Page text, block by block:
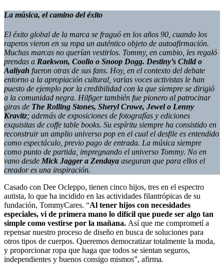
La música, el camino del éxito
El éxito global de la marca se fraguó en los años 90, cuando los
raperos vieron en su ropa un auténtico objeto de autoafirmación.
Muchas marcas no querían vestirlos. Tommy, en cambio, les regaló
prendas a Raekwon, Coolio o Snoop Dogg. Destiny’s Child o
Aaliyah fueron otras de sus fans. Hoy, en el contexto del debate
entorno a la apropiación cultural, varias voces activistas le han
puesto de ejemplo por la credibilidad con la que siempre se dirigió
a la comunidad negra. Hilfiger también fue pionero al patrocinar
giras de The Rolling Stones, Sheryl Crowe, Jewel o Lenny
Kravitz; además de exposiciones de fotografías y ediciones
exquisitas de coffe table books. Su espíritu siempre ha consistido en
reconstruir un amplio universo pop en el cual el desfile es entendido
como espectáculo, previo pago de entrada. La música siempre
como punto de partida, impregnando el universo Tommy. No en
vano desde Mick Jagger a Zendaya aseguran que para ellos el
creador es una inspiración.
Casado con Dee Ocleppo, tienen cinco hijos, tres en el espectro
autista, lo que ha incidido en las actividades filantrópicas de su
fundación, TommyCares. “Al tener hijos con necesidades
especiales, vi de primera mano lo difícil que puede ser algo tan
simple como vestirse por la mañana. Así que me comprometí a
repensar nuestro proceso de diseño en busca de soluciones para
otros tipos de cuerpos. Queremos democratizar totalmente la moda,
y proporcionar ropa que haga que todos se sientan seguros,
independientes y buenos consigo mismos”, afirma.